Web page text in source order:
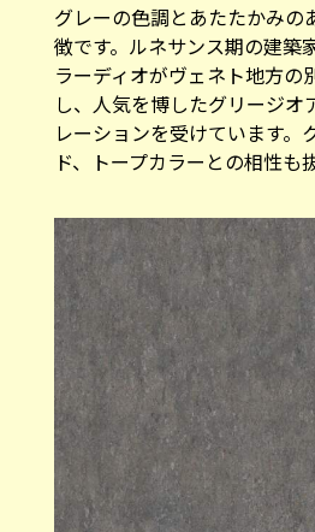
グレーの色調とあたたかみの
徴です。ルネサンス期の建築
ラーディオがヴェネト地方の
し、人気を博したグリージオ
レーションを受けています。
ド、トープカラーとの相性も